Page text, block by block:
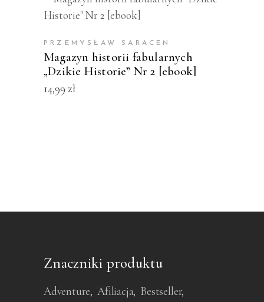
DODAJ DO KOSZYKA
PRZEMYSŁAW SARACEN
Magazyn historii fabularnych
„Dzikie Historie” Nr 2 [ebook]
14,99 zł
Znaczniki produktu
Adventure Afiliacja Bestseller